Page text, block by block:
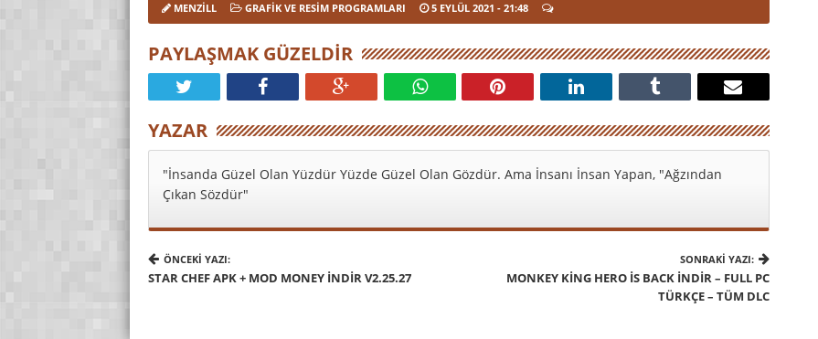
MENZILL GRAFIK VE RESIM PROGRAMLARI 5 EYLÜL 2021 - 21:48
PAYLAŞMAK GÜZELDIR
YAZAR
"İnsanda Güzel Olan Yüzdür Yüzde Güzel Olan Gözdür. Ama İnsanı İnsan Yapan, "Ağzından
Çıkan Sözdür"
ÖNCEKI YAZI:
STAR CHEF APK + MOD MONEY İNDIR V2.25.27
SONRAKI YAZI:
MONKEY KING HERO İS BACK İNDIR – FULL PC
TÜRKÇE – TÜM DLC